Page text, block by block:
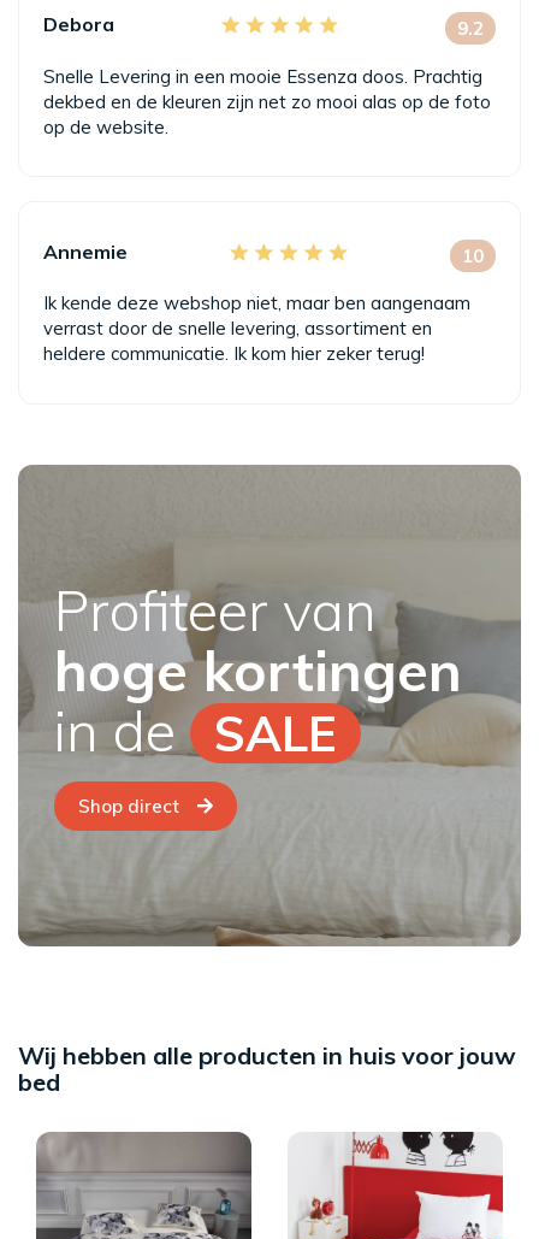
Debora 9.2
Snelle Levering in een mooie Essenza doos. Prachtig
dekbed en de kleuren zijn net zo mooi alas op de foto
op de website.
Annemie 10
Ik kende deze webshop niet, maar ben aangenaam
verrast door de snelle levering, assortiment en
heldere communicatie. Ik kom hier zeker terug!
Profiteer van
hoge kortingen
in de
SALE
Shop direct
Wij hebben alle producten in huis voor jouw
bed